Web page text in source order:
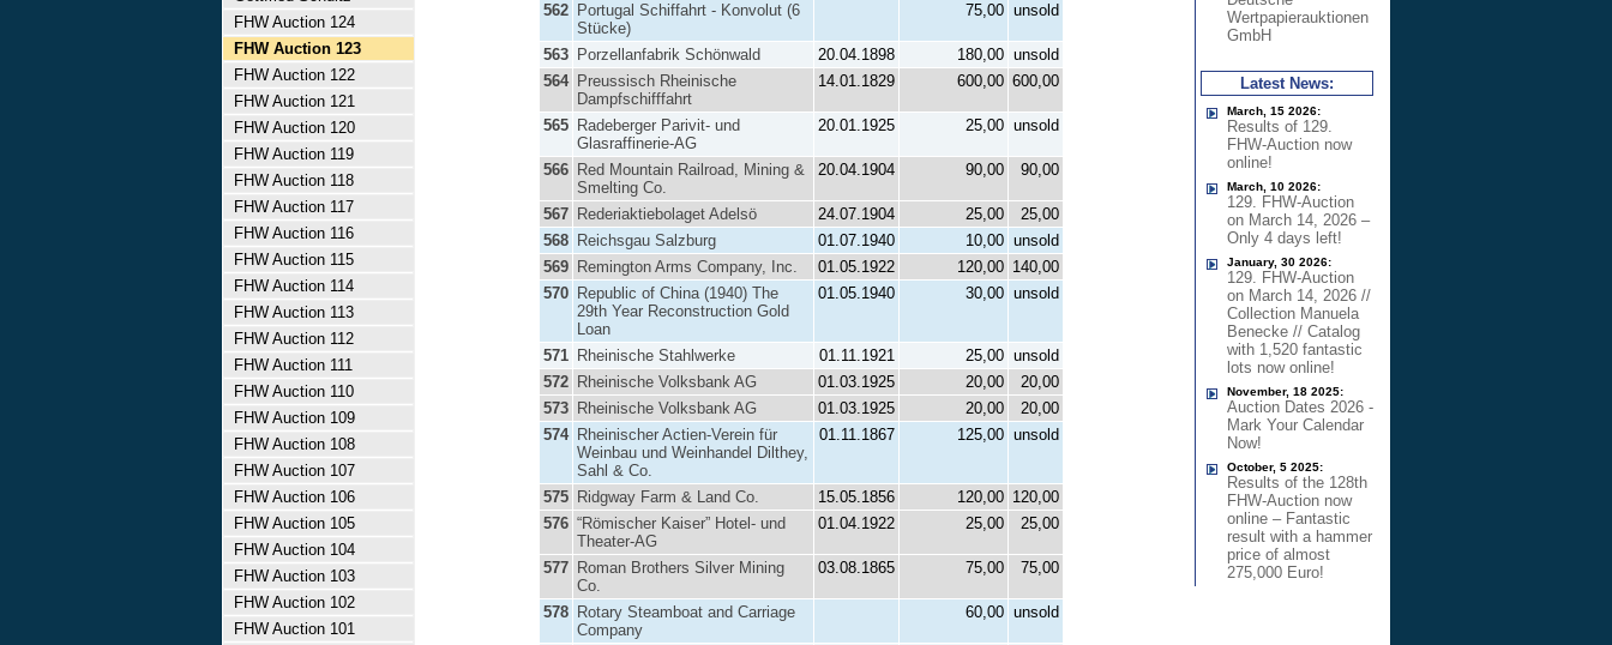
FHW Auction 124
FHW Auction 123
FHW Auction 122
FHW Auction 121
FHW Auction 120
FHW Auction 119
FHW Auction 118
FHW Auction 117
FHW Auction 116
FHW Auction 115
FHW Auction 114
FHW Auction 113
FHW Auction 112
FHW Auction 111
FHW Auction 110
FHW Auction 109
FHW Auction 108
FHW Auction 107
FHW Auction 106
FHW Auction 105
FHW Auction 104
FHW Auction 103
FHW Auction 102
FHW Auction 101
562 Portugal Schiffahrt - Konvolut (6
Stücke)
75,00 unsold
563 Porzellanfabrik Schönwald 20.04.1898 180,00 unsold
564 Preussisch Rheinische
Dampfschifffahrt
14.01.1829 600,00 600,00
565 Radeberger Parivit- und
Glasraffinerie-AG
20.01.1925 25,00 unsold
566 Red Mountain Railroad, Mining &
Smelting Co.
20.04.1904 90,00 90,00
567 Rederiaktiebolaget Adelsö 24.07.1904 25,00
25,00
568 Reichsgau Salzburg 01.07.1940 10,00 unsold
569 Remington Arms Company, Inc. 01.05.1922 120,00 140,00
570 Republic of China (1940) The
29th Year Reconstruction Gold
Loan
01.05.1940 30,00 unsold
571 Rheinische Stahlwerke 01.11.1921 25,00 unsold
572 Rheinische Volksbank AG 01.03.1925 20,00
20,00
573 Rheinische Volksbank AG 01.03.1925 20,00
20,00
574 Rheinischer Actien-Verein für
Weinbau und Weinhandel Dilthey,
Sahl & Co.
01.11.1867 125,00 unsold
575 Ridgway Farm & Land Co. 15.05.1856 120,00 120,00
576 “Römischer Kaiser” Hotel- und
Theater-AG
01.04.1922 25,00 25,00
577 Roman Brothers Silver Mining
Co.
03.08.1865 75,00 75,00
578 Rotary Steamboat and Carriage
Company
60,00 unsold
Wertpapierauktionen
GmbH
Latest News:
March, 15 2026:
Results of 129.
FHW-Auction now
online!
March, 10 2026:
129. FHW-Auction
on March 14, 2026 –
Only 4 days left!
January, 30 2026:
129. FHW-Auction
on March 14, 2026 //
Collection Manuela
Benecke // Catalog
with 1,520 fantastic
lots now online!
November, 18 2025:
Auction Dates 2026 -
Mark Your Calendar
Now!
October, 5 2025:
Results of the 128th
FHW-Auction now
online – Fantastic
result with a hammer
price of almost
275,000 Euro!